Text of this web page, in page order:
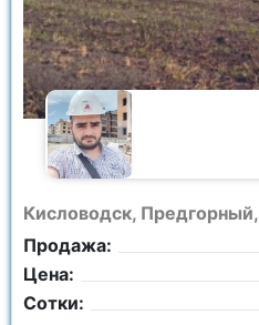
Кисловодск, Предгорный,
Продажа:
Цена:
Сотки: